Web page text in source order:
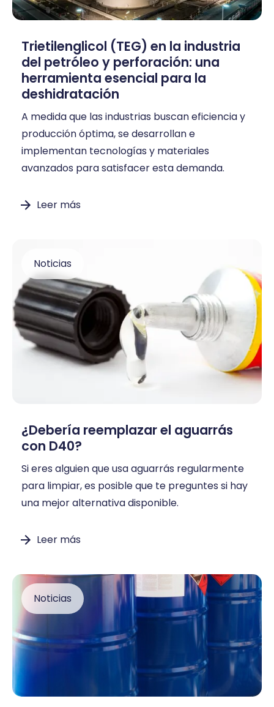
Trietilenglicol (TEG) en la industria
del petróleo y perforación: una
herramienta esencial para la
deshidratación
A medida que las industrias buscan eficiencia y
producción óptima, se desarrollan e
implementan tecnologías y materiales
avanzados para satisfacer esta demanda.
Leer más
Noticias
¿Debería reemplazar el aguarrás
con D40?
Si eres alguien que usa aguarrás regularmente
para limpiar, es posible que te preguntes si hay
una mejor alternativa disponible.
Leer más
Noticias